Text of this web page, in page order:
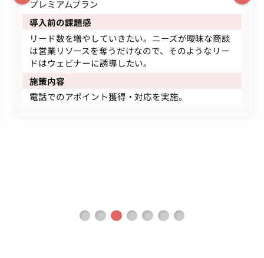
プレミアムプラン
導入前の課題感
リード数を増やしていきたい。ニーズが曖昧な商談
は営業リソースを奪うだけなので、そのようなリー
ドはウェビナーに誘導したい。
施策内容
電話でのアポイント獲得・対応を実施。